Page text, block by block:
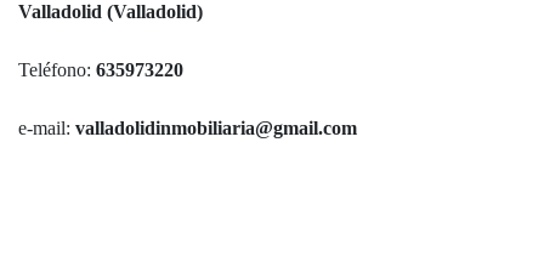
Valladolid (Valladolid)
Teléfono: 635973220
e-mail: valladolidinmobiliaria@gmail.com